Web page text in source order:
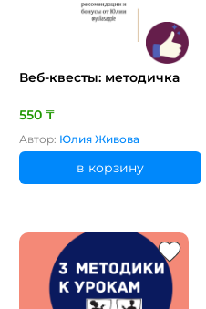
Веб-квесты: методичка
550 ₸
Автор: Юлия Живова
в корзину